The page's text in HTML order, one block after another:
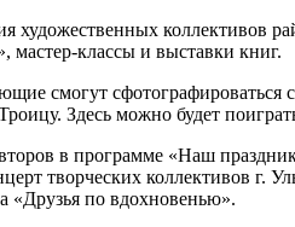
художественных коллективов
мастер-классы и выставки книг.
смогут
Здесь можно будет
в программе «Наш
творческих коллективов г.
«Друзья по вдохновенью».